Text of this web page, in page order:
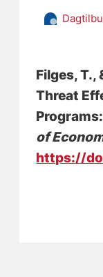
Filges, T.,
Threat
of
https://